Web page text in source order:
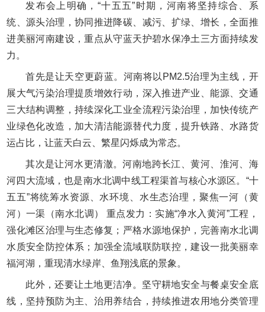
发布会上明确，“十五五”时期，河南将坚持综合、系
统、源头治理，协同推进降碳、减污、扩绿、增长，全面推
进美丽河南建设，重点从守蓝天护碧水保净土三方面持续发
力。
首先是让天空更蔚蓝。河南将以PM2.5治理为主线，开
展大气污染治理提质增效行动，深入推进产业、能源、交通
三大结构调整，持续深化工业全流程污染治理，加快传统产
业绿色化改造，加大清洁能源替代力度，提升铁路、水路货
运占比，让蓝天白云、繁星闪烁成为常态。
其次是让河水更清澈。河南地跨长江、黄河、淮河、海
河四大流域，也是南水北调中线工程渠首与核心水源区。“十
五五”将统筹水资源、水环境、水生态治理，聚焦一河（黄
河）一渠（南水北调） 重点发力：实施“净水入黄河”工程，
强化滩区治理与生态修复；严格水源地保护，完善南水北调
水质安全防控体系；加强全流域联防联控，建设一批美丽幸
福河湖，重现清水绿岸、鱼翔浅底的景象。
此外，还要让土地更洁净。坚守耕地安全与餐桌安全底
线，坚持预防为主、治用养结合，持续推进农用地分类管理